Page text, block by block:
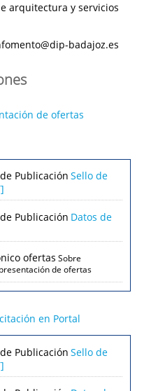
arquitectura y servicios
badajoz.es
de ofertas
Publicación Sello de
Publicación Datos de
ofertas Sobre
de ofertas
en Portal
Publicación Sello de